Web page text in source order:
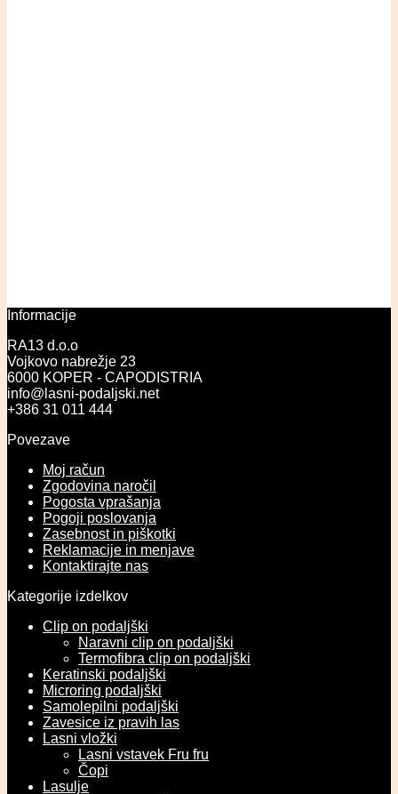
Informacije
RA13 d.o.o
Vojkovo nabrežje 23
6000 KOPER - CAPODISTRIA
info@lasni-podaljski.net
+386 31 011 444
Povezave
Moj račun
Zgodovina naročil
Pogosta vprašanja
Pogoji poslovanja
Zasebnost in piškotki
Reklamacije in menjave
Kontaktirajte nas
Kategorije izdelkov
Clip on podaljški
Naravni clip on podaljški
Termofibra clip on podaljški
Keratinski podaljški
Microring podaljški
Samolepilni podaljški
Zavesice iz pravih las
Lasni vložki
Lasni vstavek Fru fru
Čopi
Lasulje